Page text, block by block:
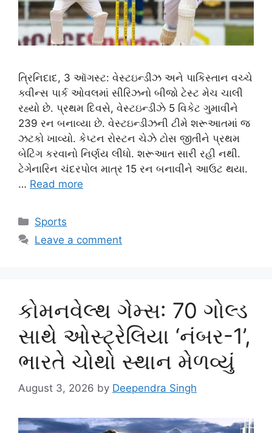
ત્રિનિદાદ, 3 ઑગસ્ટ: વેસ્ટઇન્ડીઝ અને પાકિસ્તાન વચ્ચે
ક્વીન્સ પાર્ક ઓવલમાં સીરિઝનો બીજો ટેસ્ટ મેચ ચાલી
રહ્યો છે. પ્રથમ દિવસે, વેસ્ટઇન્ડીઝે 5 વિકેટ ગુમાવીને
239 રન બનાવ્યા છે. વેસ્ટઇન્ડીઝની ટીમે શરૂઆતમાં જ
ઝટકો ખાવ્યો. કેપ્ટન રોસ્ટન ચેઝે ટોસ જીતીને પ્રથમ
બેટિંગ કરવાનો નિર્ણય લીધો. શરૂઆત સારી રહી નથી.
ટેગેનારિન ચંદરપોલ માત્ર 15 રન બનાવીને આઉટ થયા.
… Read more
Categories
Sports
Leave a comment
કોમનવેલ્થ ગેમ્સ: 70 ગોલ્ડ
સાથે ઓસ્ટ્રેલિયા ‘નંબર-1’,
ભારતે ચોથો સ્થાન મેળવ્યું
August 3, 2026 by Deependra Singh